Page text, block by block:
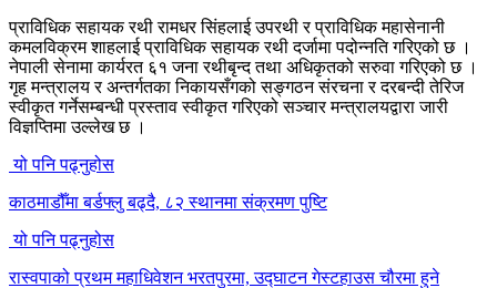
प्राविधिक सहायक रथी रामधर सिंहलाई उपरथी र प्राविधिक महासेनानी
कमलविक्रम शाहलाई प्राविधिक सहायक रथी दर्जामा पदोन्नति गरिएको छ ।
नेपाली सेनामा कार्यरत ६१ जना रथीबृन्द तथा अधिकृतको सरुवा गरिएको छ ।
गृह मन्त्रालय र अन्तर्गतका निकायसँगको सङ्गठन संरचना र दरबन्दी तेरिज
स्वीकृत गर्नेसम्बन्धी प्रस्ताव स्वीकृत गरिएको सञ्चार मन्त्रालयद्वारा जारी
विज्ञप्तिमा उल्लेख छ ।
यो पनि पढ्नुहोस
काठमाडौँमा बर्डफ्लु बढ्दै, ८२ स्थानमा संक्रमण पुष्टि
यो पनि पढ्नुहोस
रास्वपाको प्रथम महाधिवेशन भरतपुरमा, उद्घाटन गेस्टहाउस चौरमा हुने